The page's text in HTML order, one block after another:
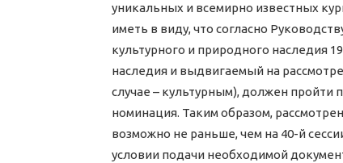
уникальных и всемирно известных
иметь в виду, что согласно
культурного и природного наследия
наследия и выдвигаемый на
случае – культурным), должен
номинация. Таким образом,
возможно не раньше, чем на 40-й
условии подачи необходимой